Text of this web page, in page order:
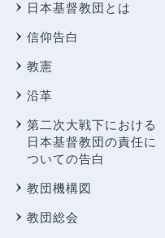
日本基督教団とは
信仰告白
教憲
沿革
第二次大戦下における
日本基督教団の責任に
ついての告白
教団機構図
教団総会